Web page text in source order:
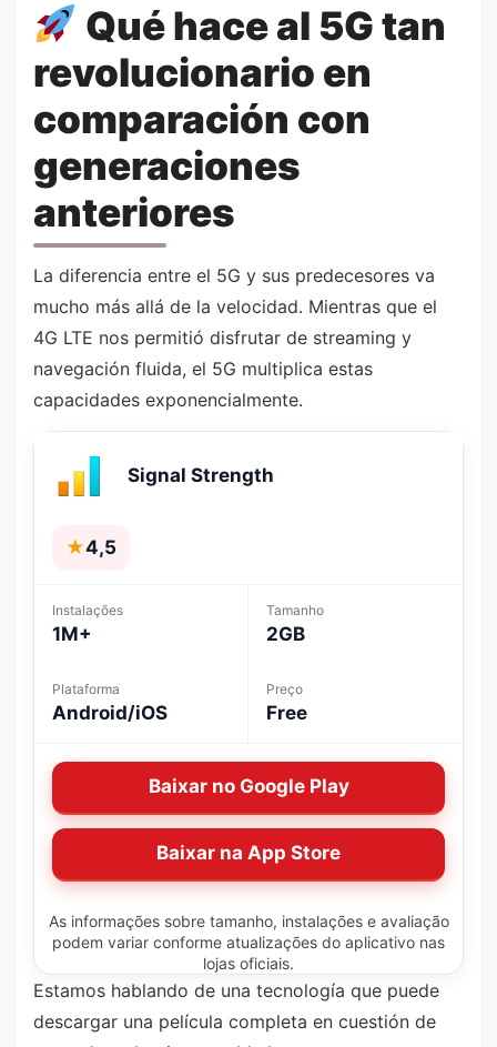
Qué hace al 5G tan
revolucionario en
comparación con
generaciones
anteriores
La diferencia entre el 5G y sus predecesores va
mucho más allá de la velocidad. Mientras que el
4G LTE nos permitió disfrutar de streaming y
navegación fluida, el 5G multiplica estas
capacidades exponencialmente.
Signal Strength
★4,5
Instalações
1M+
Tamanho
2GB
Plataforma
Android/iOS
Preço
Free
Baixar no Google Play
Baixar na App Store
As informações sobre tamanho, instalações e avaliação
podem variar conforme atualizações do aplicativo nas
lojas oficiais.
Estamos hablando de una tecnología que puede
descargar una película completa en cuestión de